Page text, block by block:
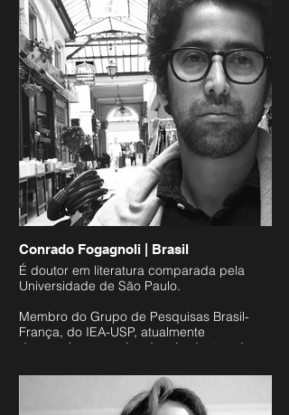
She is also author of the monograph, The
Smell of Ink & Soil - The Story of [Edition]
Hansjörg Mayer, published in 2017 by
Buchhandlung Walther König in Cologne.
She has curated four exhibitions of
concrete poetry of the 1950s and 1960s in
Cambridge, Glasgow and London,
includng "A Token of Concrete Affection" at
the Centre for Latin American Studies at the
University of Cambridge and the Brazilian
Embassy in London.
Conrado Fogagnoli | Brasil
É doutor em literatura comparada pela
Universidade de São Paulo.
Membro do Grupo de Pesquisas Brasil-
França, do IEA-USP, atualmente
desenvolve pesquisa de pós-doutorado
início do século XX no Departamento de
Teoria Literária da mesma universidade.